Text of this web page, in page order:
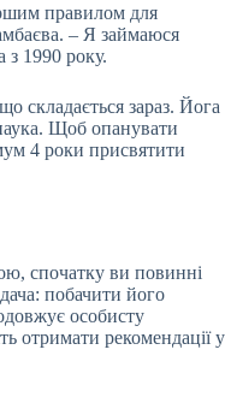
правилом для
– Я займаюся
з 1990 року.
складається зараз. Йога
Щоб опанувати
4 роки присвятити
спочатку ви повинні
побачити його
особисту
отримати рекомендації у